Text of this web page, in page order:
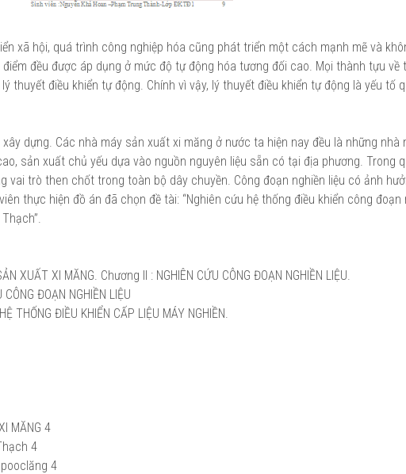
xã hội, quá trình công nghiệp hóa cũng phát triển một cách mạnh mẽ và
đều được áp dụng ở mức độ tự động hóa tương đối cao. Mọi thành tựu về
thuyết điều khiển tự động. Chính vì vậy, lý thuyết điều khiển tự động là yếu tố
dựng. Các nhà máy sản xuất xi măng ở nước ta hiện nay đều là những nhà
sản xuất chủ yếu dựa vào nguồn nguyên liệu sẵn có tại địa phương. Trong
vai trò then chốt trong toàn bộ dây chuyền. Công đoạn nghiền liệu có ảnh
thực hiện đồ án đã chọn đề tài: “Nghiên cứu hệ thống điều khiển công đoạn
XUẤT XI MĂNG. Chương II : NGHIÊN CỨU CÔNG ĐOẠN NGHIỀN LIỆU.
ĐOẠN NGHIỀN LIỆU
THỐNG ĐIỀU KHIỂN CẤP LIỆU MÁY NGHIỀN.
MĂNG 4
4
4